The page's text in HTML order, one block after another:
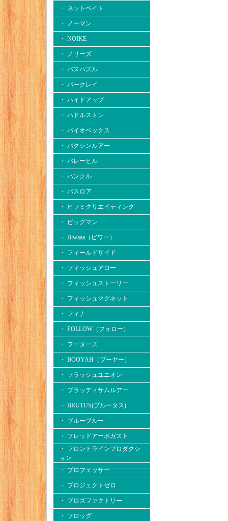
・ ネットベイト
・ ノーマン
・ NOIKE
・ ノリーズ
・ バスパズル
・ バークレイ
・ ハイドアップ
・ ハドルストン
・ バイオベックス
・ バクシンルアー
・ バレーヒル
・ ハンクル
・ バスロア
・ ヒフミクリエイティング
・ ビッグマン
・ Biwaaa（ビワー）
・ フィールドサイド
・ フィッシュアロー
・ フィッシュストーリー
・ フィッシュマグネット
・ フィナ
・ FOLLOW（フォロー）
・ フーターズ
・ BOOYAH（ブーヤー）
・ フラッシュユニオン
・ ブラッディサムルアー
・ BRUTUS(ブルータス)
・ ブルーブルー
・ フレッドアーボガスト
・ フロントラインプロダクシ
ョン
・ プロフェッサー
・ プロジェクトゼロ
・ プロズファクトリー
・ フロッグ